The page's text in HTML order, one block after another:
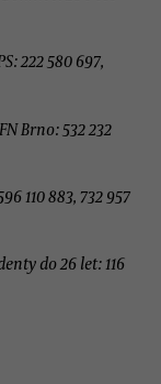
222 580 697,
Brno: 532 232
110 883, 732 957
do 26 let: 116